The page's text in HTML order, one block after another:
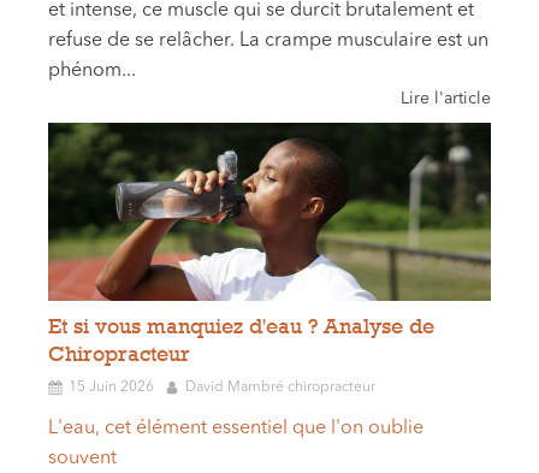
et intense, ce muscle qui se durcit brutalement et
refuse de se relâcher. La crampe musculaire est un
phénom...
Lire l'article
Et si vous manquiez d'eau ? Analyse de
Chiropracteur
15 Juin 2026 David Mambré chiropracteur
L'eau, cet élément essentiel que l'on oublie
souvent